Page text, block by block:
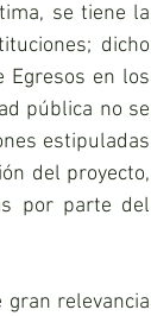
se tiene la
dicho
Egresos en los
pública no se
estipuladas
del proyecto,
por parte del
relevancia